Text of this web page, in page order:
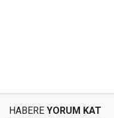
HABERE YORUM KAT